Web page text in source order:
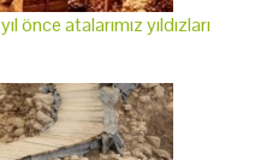
önce atalarımız yıldızları